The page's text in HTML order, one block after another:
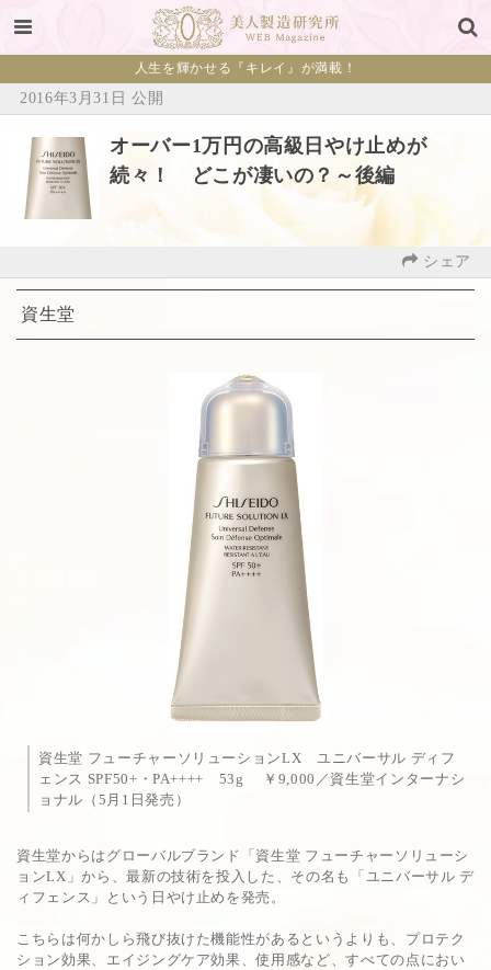
人生を輝かせる『キレイ』が満載！
2016年3月31日 公開
オーバー1万円の高級日やけ止めが
続々！ どこが凄いの？～後編
シェア
資生堂
資生堂 フューチャーソリューションLX ユニバーサル ディフ
ェンス SPF50+・PA++++ 53g ￥9,000／資生堂インターナシ
ョナル（5月1日発売）
資生堂からはグローバルブランド「資生堂 フューチャーソリューシ
ョンLX」から、最新の技術を投入した、その名も「ユニバーサル デ
ィフェンス」という日やけ止めを発売。
こちらは何かしら飛び抜けた機能性があるというよりも、プロテク
ション効果、エイジングケア効果、使用感など、すべての点におい